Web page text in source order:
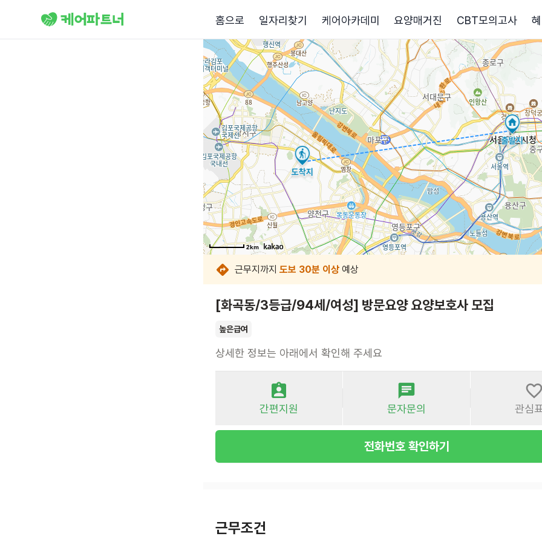
홈으로 일자리찾기 케어아카데미 요양매거진 CBT모의고사
2km
2km
2km
2km
2km
2km
2km
2km
근무지까지 도보 30분 이상 예상
[화곡동/3등급/94세/여성] 방문요양 요양보호사 모집
높은급여
상세한 정보는 아래에서 확인해 주세요
간편지원 문자문의 관심
전화번호 확인하기
근무조건